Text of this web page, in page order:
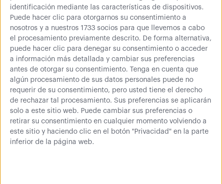
identificación mediante las características de dispositivos.
Puede hacer clic para otorgarnos su consentimiento a
nosotros y a nuestros 1733 socios para que llevemos a cabo
el procesamiento previamente descrito. De forma alternativa,
puede hacer clic para denegar su consentimiento o acceder
a información más detallada y cambiar sus preferencias
antes de otorgar su consentimiento. Tenga en cuenta que
algún procesamiento de sus datos personales puede no
requerir de su consentimiento, pero usted tiene el derecho
de rechazar tal procesamiento. Sus preferencias se aplicarán
solo a este sitio web. Puede cambiar sus preferencias o
retirar su consentimiento en cualquier momento volviendo a
este sitio y haciendo clic en el botón "Privacidad" en la parte
inferior de la página web.
Comprar
157,91 € (IVA inc.)
Más información
Carro para almacén de diseño compacto y fácil de manejo.
Sus dos agarres plástico proporcionan una mejor sujeción.
Perfecto para el transporte de cargas pesadas, cajas y